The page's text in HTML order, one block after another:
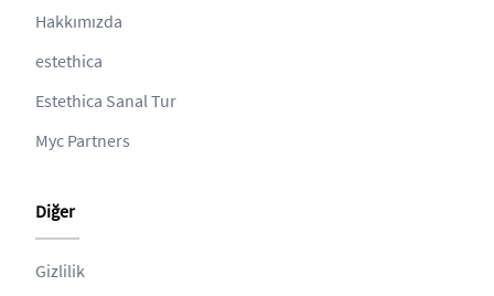
Hakkımızda
estethica
Estethica Sanal Tur
Myc Partners
Diğer
Gizlilik